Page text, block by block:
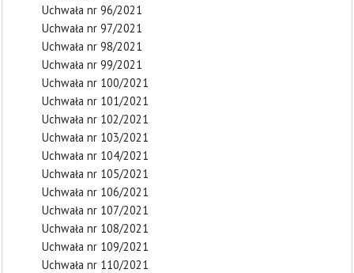
Uchwała nr 96/2021
Uchwała nr 97/2021
Uchwała nr 98/2021
Uchwała nr 99/2021
Uchwała nr 100/2021
Uchwała nr 101/2021
Uchwała nr 102/2021
Uchwała nr 103/2021
Uchwała nr 104/2021
Uchwała nr 105/2021
Uchwała nr 106/2021
Uchwała nr 107/2021
Uchwała nr 108/2021
Uchwała nr 109/2021
Uchwała nr 110/2021